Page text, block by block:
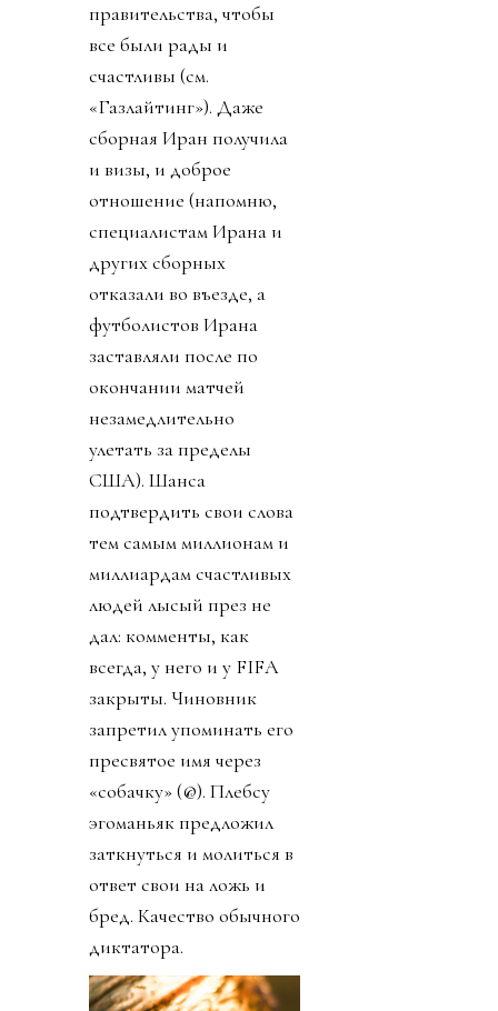
правительства, чтобы
все были рады и
счастливы (см.
«Газлайтинг»). Даже
сборная Иран получила
и визы, и доброе
отношение (напомню,
специалистам Ирана и
других сборных
отказали во въезде, а
футболистов Ирана
заставляли после по
окончании матчей
незамедлительно
улетать за пределы
США). Шанса
подтвердить свои слова
тем самым миллионам и
миллиардам счастливых
людей лысый през не
дал: комменты, как
всегда, у него и у FIFA
закрыты. Чиновник
запретил упоминать его
пресвятое имя через
«собачку» (@). Плебсу
эгоманьяк предложил
заткнуться и молиться в
ответ свои на ложь и
бред. Качество обычного
диктатора.